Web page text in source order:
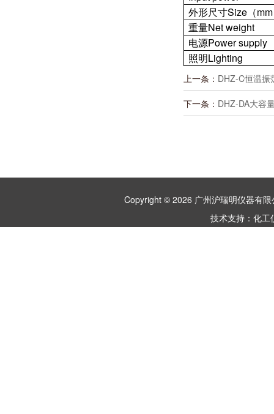
外形尺寸Size（
重量Net weight
电源Power supply
照明Lighting
上一条： DHZ-C恒温振
下一条： DHZ-DA大容
Copyright © 2026 广州沪瑞明仪器有
技术支持： 化工